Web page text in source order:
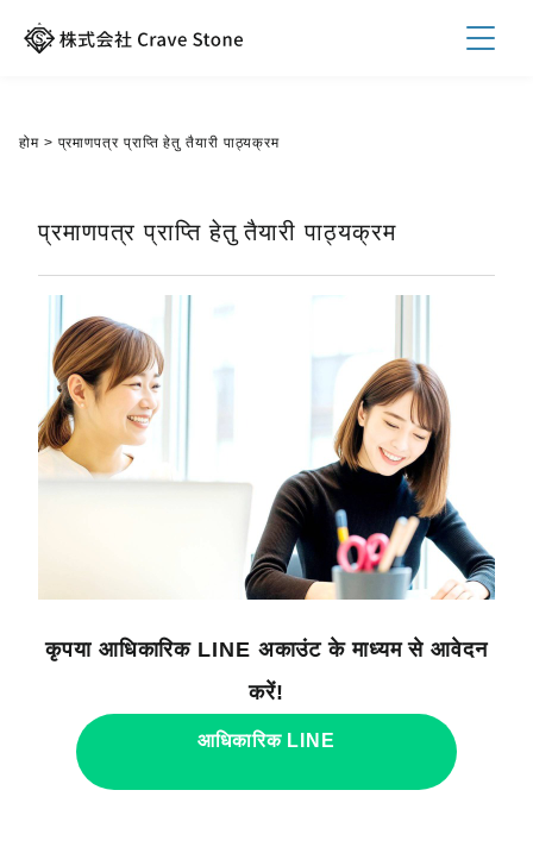
होम> प्रमाणपत्र प्राप्ति हेतु तैयारी पाठ्यक्रम
प्रमाणपत्र प्राप्ति हेतु तैयारी पाठ्यक्रम
कृपया आधिकारिक LINE अकाउंट के माध्यम से आवेदन
करें!
आधिकारिक LINE